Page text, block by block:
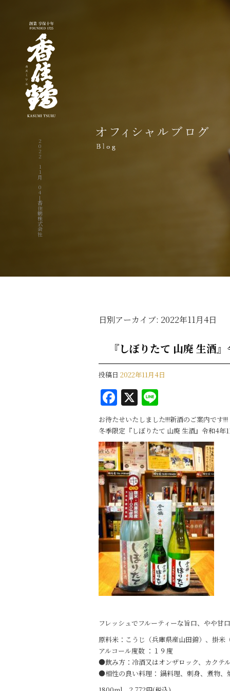
2022 11月 04|香住鶴株式会社
日別アーカイブ: 2022年11月4日
『しぼりたて 山廃 生酒
投稿日 2022年11月4日
F
a
c
e
b
o
o
k
X
n
e
お待たせいたしました!!!新酒のご案内です!!!
冬季限定『しぼりたて 山廃 生酒』令和4年
フレッシュでフルーティーな旨口、やや甘
原料米：こうじ（兵庫県産山田錦）、掛
アルコール度数 ：１９度
●飲み方：冷酒又はオンザロック、カクテル
●相性の良い料理： 鍋料理、刺身、煮物、